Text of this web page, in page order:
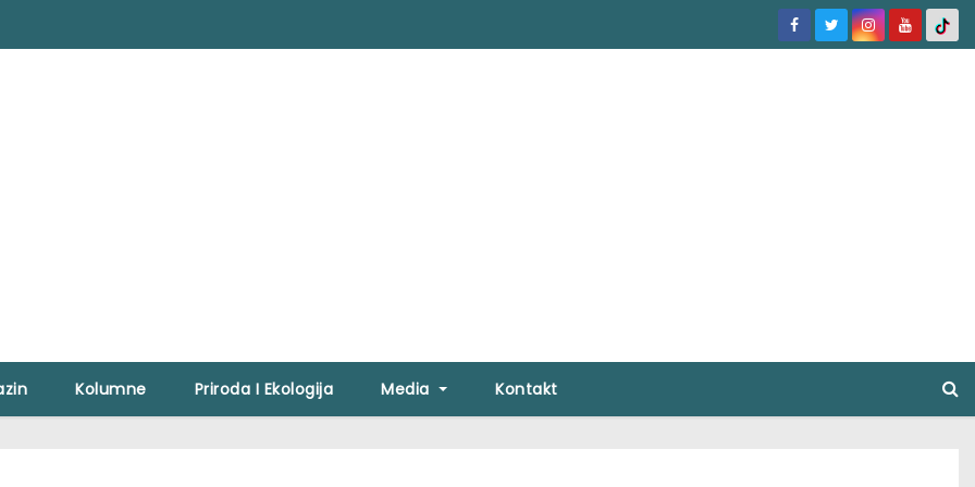
Kolumne Priroda I Ekologija Media Kontakt